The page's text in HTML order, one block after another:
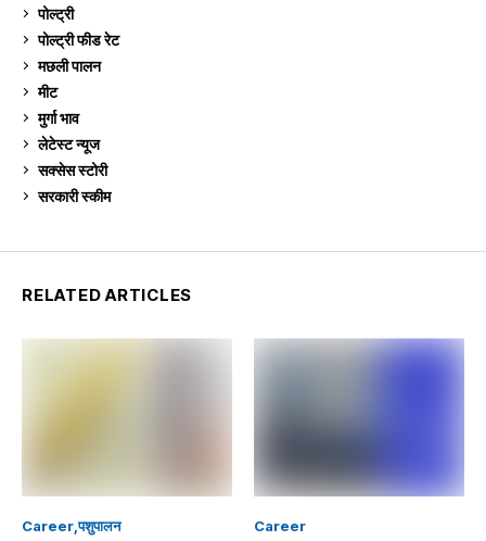
पोल्ट्री
पोल्ट्री फीड रेट
मछली पालन
मीट
मुर्गा भाव
लेटेस्ट न्यूज
सक्सेस स्टो‍री
सरकारी स्की‍म
RELATED ARTICLES
Career पशुपालन Career